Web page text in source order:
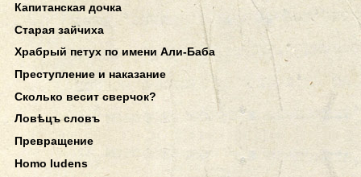
Капитанская дочка
Старая зайчиха
Храбрый петух по имени Али-Баба
Преступление и наказание
Сколько весит сверчок?
Ловѣцъ словъ
Превращение
Homo ludens